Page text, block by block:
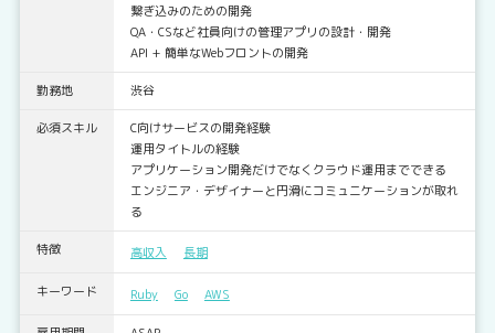
繋ぎ込みのための開発
QA・CSなど社員向けの管理アプリの設計・開発
API + 簡単なWebフロントの開発
勤務地 渋谷
必須スキル
C向けサービスの開発経験
運用タイトルの経験
アプリケーション開発だけでなくクラウド運用までできる
エンジニア・デザイナーと円滑にコミュニケーションが取れ
る
特徴 高収入 長期
キーワード Ruby Go AWS